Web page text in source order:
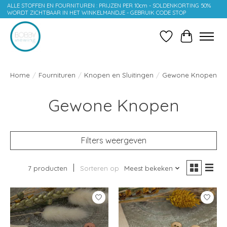
ALLE STOFFEN EN FOURNITUREN : PRIJZEN PER 10cm - SOLDENKORTING 50%
WORDT ZICHTBAAR IN HET WINKELMANDJE - GEBRUIK CODE STOP
Verlanglijst
Home / Fournituren / Knopen en Sluitingen / Gewone Knopen
Gewone Knopen
Filters weergeven
7 producten Sorteren op Meest bekeken